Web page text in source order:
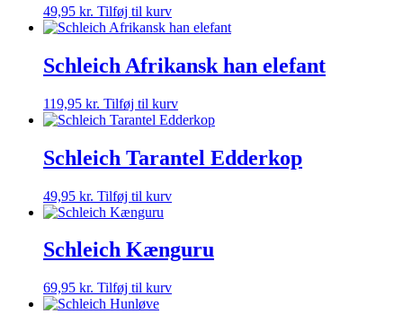
49,95 kr. Tilføj til kurv
Schleich Afrikansk han elefant
119,95 kr. Tilføj til kurv
Schleich Tarantel Edderkop
49,95 kr. Tilføj til kurv
Schleich Kænguru
69,95 kr. Tilføj til kurv